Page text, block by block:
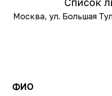
Москва, ул. Большая
ФИО